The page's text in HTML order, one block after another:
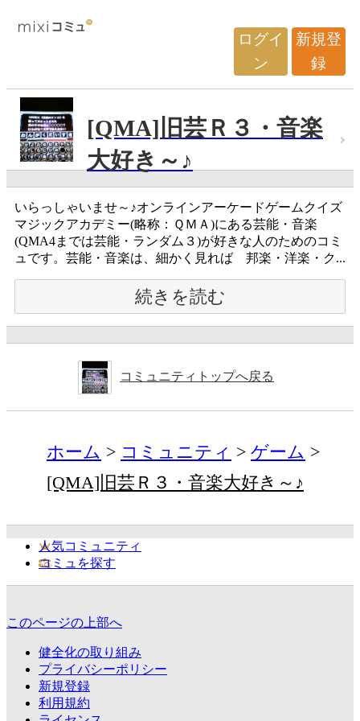
ログイ
ン
新規登
録
[QMA]旧芸Ｒ３・音楽
大好き～♪
いらっしゃいませ～♪オンラインアーケードゲームクイズ
マジックアカデミー(略称：ＱＭＡ)にある芸能・音楽
(QMA4までは芸能・ランダム３)が好きな人のためのコミ
ュです。芸能・音楽は、細かく見れば 邦楽・洋楽・ク...
続きを読む
コミュニティトップへ戻る
ホーム コミュニティ
ゲーム
[QMA]旧芸Ｒ３・音楽大好き～♪
人気コミュニティ
コミュを探す
このページの上部へ
健全化の取り組み
プライバシーポリシー
新規登録
利用規約